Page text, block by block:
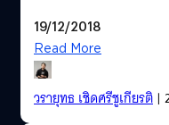
19/12/2018
Read More
วรายุทธ เชิดศรีชูเกียรติ|